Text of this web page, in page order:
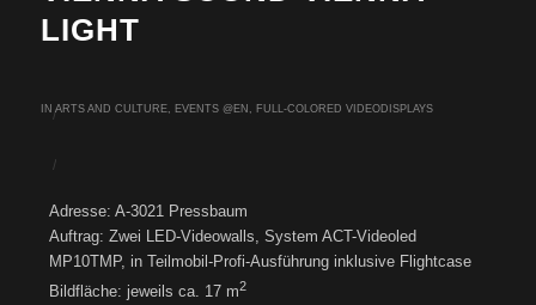
LIGHT
/
IN ARTS AND CULTURE, EVENTS @EN , FULL-COLORED VIDEODISPLAYS
/
Adresse: A-3021 Pressbaum
Auftrag: Zwei LED-Videowalls, System ACT-Videoled
MP10TMP, in Teilmobil-Profi-Ausführung inklusive Flightcase
Bildfläche: jeweils ca. 17 m2